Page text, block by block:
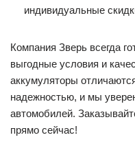
индивидуальные
Компания Зверь всегда
выгодные условия и
аккумуляторы
надежностью, и мы
автомобилей.
прямо сейчас!